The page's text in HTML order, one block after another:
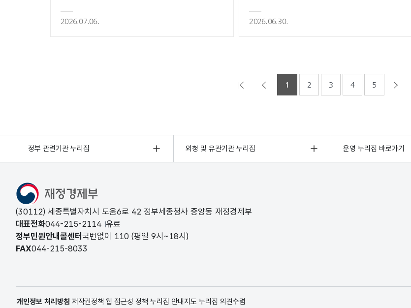
2026.07.06. 2026.06.30.
1 2 3 4 5
정부 관련기관 누리집 외청 및 유관기관 누리집 운영 누리집 바로가기
(30112) 세종특별자치시 도움6로 42 정부세종청사 중앙동 재정경제부
대표전화044-215-2114 유료
정부민원안내콜센터 국번없이 110 (평일 9시~18시)
FAX044-215-8033
개인정보 처리방침 저작권정책 웹 접근성 정책 누리집 안내지도 누리집 의견수렴